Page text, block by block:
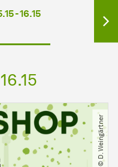
- 16.15
© D. Weingärtner